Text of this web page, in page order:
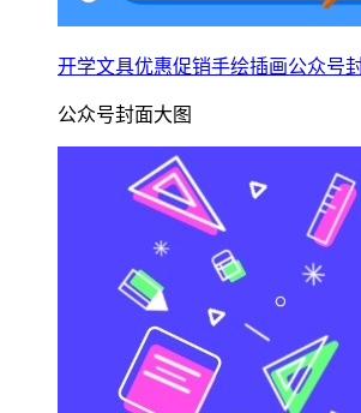
开学文具优惠促销手绘插画公众号
公众号封面大图